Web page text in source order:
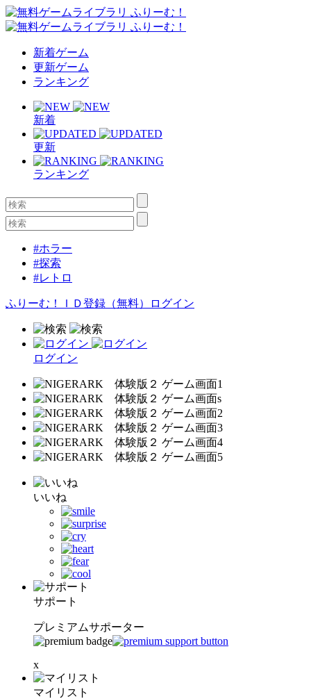
新着ゲーム
更新ゲーム
ランキング
新着
更新
ランキング
#ホラー
#探索
#レトロ
ふりーむ！ＩＤ登録（無料） ログイン
ログイン
いいね
サポート
プレミアムサポーター
x
マイリスト